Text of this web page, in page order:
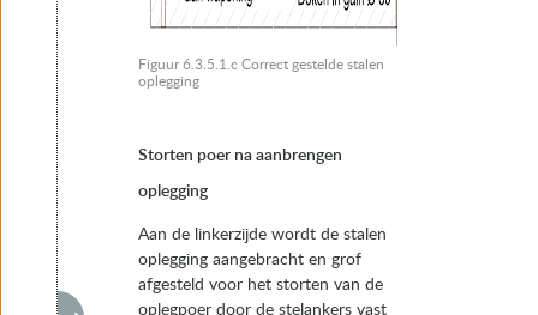
Figuur 6.3.5.1.c Correct gestelde stalen
oplegging
Storten poer na aanbrengen
oplegging
Aan de linkerzijde wordt de stalen
oplegging aangebracht en grof
afgesteld voor het storten van de
oplegpoer door de stelankers vast